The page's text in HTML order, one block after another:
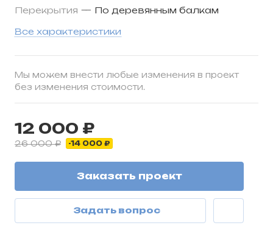
Перекрытия — По деревянным балкам
Все характеристики
Мы можем внести любые изменения в проект
без изменения стоимости.
12 000 ₽
26 000 ₽ -14 000 ₽
Заказать проект
Задать вопрос